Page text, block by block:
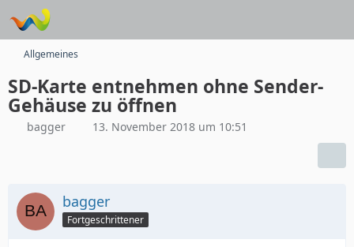
Allgemeines
SD-Karte entnehmen ohne Sender-
Gehäuse zu öffnen
bagger 13. November 2018 um 10:51
bagger
Fortgeschrittener